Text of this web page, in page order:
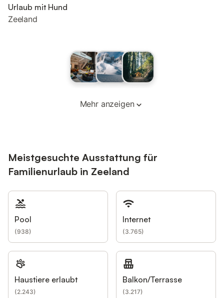
Urlaub mit Hund
Zeeland
Mehr anzeigen
Meistgesuchte Ausstattung für
Familienurlaub in Zeeland
Pool
(938)
Internet
(3.765)
Haustiere erlaubt
(2.243)
Balkon/Terrasse
(3.217)